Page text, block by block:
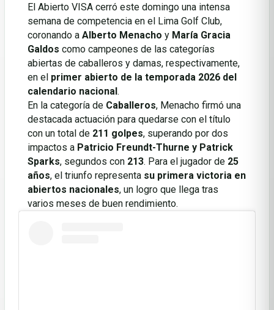
El Abierto VISA cerró este domingo una intensa
semana de competencia en el Lima Golf Club,
coronando a Alberto Menacho y María Gracia
Galdos como campeones de las categorías
abiertas de caballeros y damas, respectivamente,
en el primer abierto de la temporada 2026 del
calendario nacional.
En la categoría de Caballeros, Menacho firmó una
destacada actuación para quedarse con el título
con un total de 211 golpes, superando por dos
impactos a Patricio Freundt-Thurne y Patrick
Sparks, segundos con 213. Para el jugador de 25
años, el triunfo representa su primera victoria en
abiertos nacionales, un logro que llega tras
varios meses de buen rendimiento.